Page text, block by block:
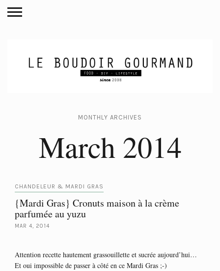
MONTHLY ARCHIVES
March 2014
CHANDELEUR & MARDI GRAS
{Mardi Gras} Cronuts maison à la crème
parfumée au yuzu
MAR 4, 2014
Attention recette hautement grassouillette et sucrée aujourd’hui…
Et oui impossible de passer à côté en ce Mardi Gras ;-)